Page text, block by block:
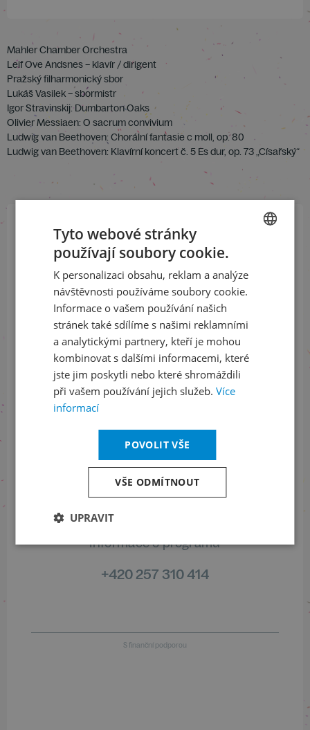
Mahler Chamber Orchestra
Leif Ove Andsnes – klavír / dirigent
Pražský filharmonický sbor
Lukáš Vasilek – sbormistr
Igor Stravinskij: Dumbarton Oaks
Olivier Messiaen: O sacrum convivium
Ludwig van Beethoven: Chorální fantasie c moll, op. 80
Ludwig van Beethoven: Klavírní koncert č. 5 Es dur, op. 73 „Císařský“
Přihlaste se k našemu newsletteru
a buďte jako první v obraze
ODEBÍRAT NEWSLETTER
Sledujte nás na sociálních sítích
LinkedIn
flickr
Informace o stavu objednávek
+420 461 049 232
Informace o programu
+420 257 310 414
S finanční podporou
ENGLISH
Tyto webové stránky
používají soubory cookie.
K personalizaci obsahu, reklam a analýze
návštěvnosti používáme soubory cookie.
Informace o vašem používání našich
stránek také sdílíme s našimi reklamními
a analytickými partnery, kteří je mohou
kombinovat s dalšími informacemi, které
jste jim poskytli nebo které shromáždili
při vašem používání jejich služeb. Více
informací
POVOLIT VŠE
VŠE ODMÍTNOUT
UPRAVIT